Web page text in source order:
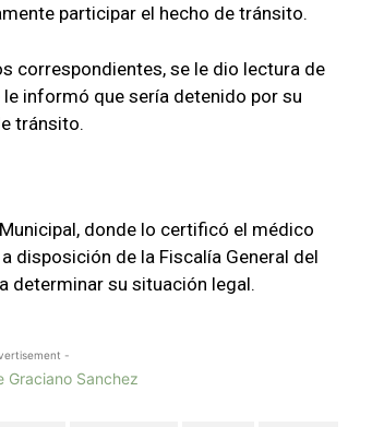
participar el hecho de tránsito.
correspondientes, se le dio lectura de
le informó que sería detenido por su
tránsito.
donde lo certificó el médico
disposición de la Fiscalía General del
determinar su situación legal.
-